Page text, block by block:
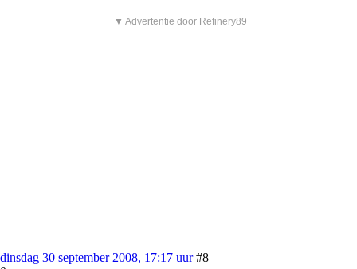
▼ Advertentie door Refinery89
dinsdag 30 september 2008, 17:17 uur #8